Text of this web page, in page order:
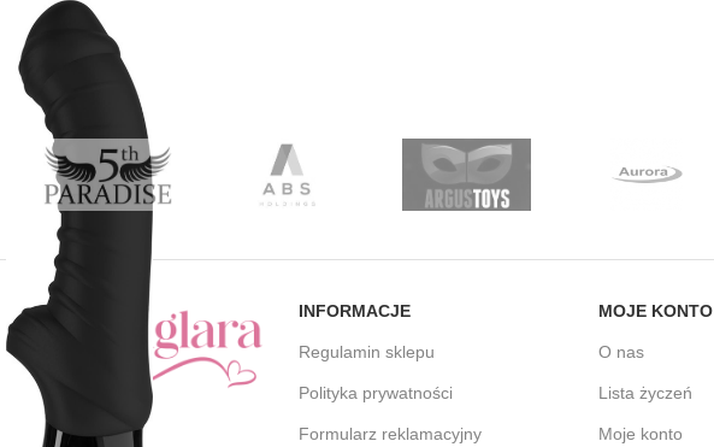
INFORMACJE
Regulamin sklepu
Polityka prywatności
Formularz reklamacyjny
MOJE KONTO
O nas
Lista życzeń
Moje konto